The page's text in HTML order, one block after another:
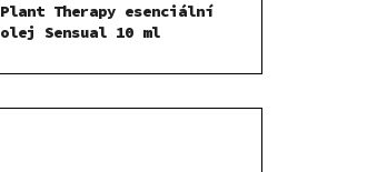
Plant Therapy esenciální
olej Sensual 10 ml